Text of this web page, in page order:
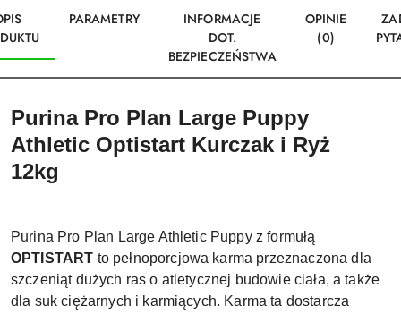
PARAMETRY
INFORMACJE
DOT.
BEZPIECZEŃSTWA
OPINIE
(0)
Purina Pro Plan Large Puppy
Athletic Optistart Kurczak i Ryż
12kg
Purina Pro Plan Large Athletic Puppy z formułą
OPTISTART to pełnoporcjowa karma przeznaczona dla
szczeniąt dużych ras o atletycznej budowie ciała, a także
dla suk ciężarnych i karmiących. Karma ta dostarcza